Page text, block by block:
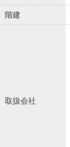
階建
取扱会社